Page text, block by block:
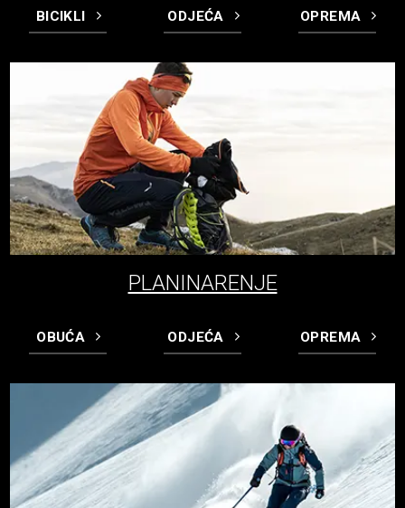
BICIKLI ODJEĆA OPREMA
PLANINARENJE
OBUĆA ODJEĆA OPREMA